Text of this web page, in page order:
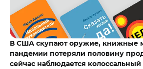
В США скупают оружие, книжные
пандемии потеряли половину
сейчас наблюдается колоссальный